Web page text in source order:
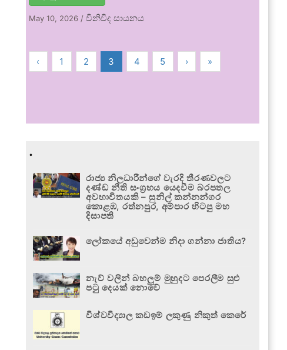
May 10, 2026 /විනිවිද සායනය
‹ 1 2 3 4 5 › »
.
රාජ්‍ය නිලධාරීන්ගේ වැරදි තීරණවලට
දණ්ඩ නීති සංග්‍රහය යෙදවීම බරපතල
අවභාවිතයකි – සුනිල් කන්නන්ගර
කොළඹ, රත්නපුර, අම්පාර හිටපු මහ
දිසාපති
ලෝකයේ අඩුවෙන්ම නිදා ගන්නා ජාතිය?
නැව් වලින් බහලුම් මුහුදට පෙරලීම සුළු
පටු දෙයක් නොවේ
විශ්වවිද්‍යාල කඩඉම් ලකුණු නිකුත් කෙරේ